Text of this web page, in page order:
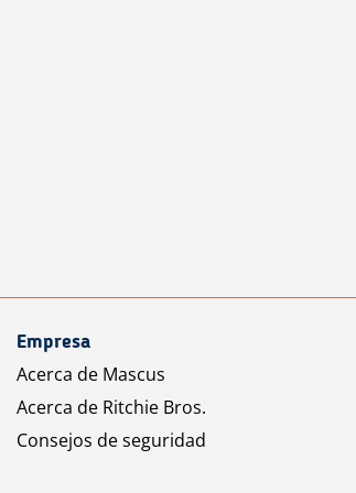
Empresa
Acerca de Mascus
Acerca de Ritchie Bros.
Consejos de seguridad